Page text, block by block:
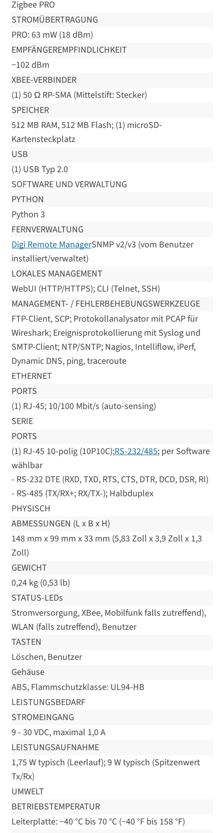
Zigbee PRO
STROMÜBERTRAGUNG
PRO: 63 mW (18 dBm)
EMPFÄNGEREMPFINDLICHKEIT
−102 dBm
XBEE-VERBINDER
(1) 50 Ω RP-SMA (Mittelstift: Stecker)
SPEICHER
512 MB RAM, 512 MB Flash; (1) microSD-
Kartensteckplatz
USB
(1) USB Typ 2.0
SOFTWARE UND VERWALTUNG
PYTHON
Python 3
FERNVERWALTUNG
Digi Remote ManagerSNMP v2/v3 (vom Benutzer
installiert/verwaltet)
LOKALES MANAGEMENT
WebUI (HTTP/HTTPS); CLI (Telnet, SSH)
MANAGEMENT- / FEHLERBEHEBUNGSWERKZEUGE
FTP-Client, SCP; Protokollanalysator mit PCAP für
Wireshark; Ereignisprotokollierung mit Syslog und
SMTP-Client; NTP/SNTP; Nagios, Intelliflow, iPerf,
Dynamic DNS, ping, traceroute
ETHERNET
PORTS
(1) RJ-45; 10/100 Mbit/s (auto-sensing)
SERIE
PORTS
(1) RJ-45 10-polig (10P10C);RS-232/485; per Software
wählbar
- RS-232 DTE (RXD, TXD, RTS, CTS, DTR, DCD, DSR, RI)
- RS-485 (TX/RX+; RX/TX-); Halbduplex
PHYSISCH
ABMESSUNGEN (L x B x H)
148 mm x 99 mm x 33 mm (5,83 Zoll x 3,9 Zoll x 1,3
Zoll)
GEWICHT
0,24 kg (0,53 lb)
STATUS-LEDs
Stromversorgung, XBee, Mobilfunk falls zutreffend),
WLAN (falls zutreffend), Benutzer
TASTEN
Löschen, Benutzer
Gehäuse
ABS, Flammschutzklasse: UL94-HB
LEISTUNGSBEDARF
STROMEINGANG
9 - 30 VDC, maximal 1,0 A
LEISTUNGSAUFNAHME
1,75 W typisch (Leerlauf); 9 W typisch (Spitzenwert
Tx/Rx)
UMWELT
BETRIEBSTEMPERATUR
Leiterplatte: −40 °C bis 70 °C (−40 °F bis 158 °F)